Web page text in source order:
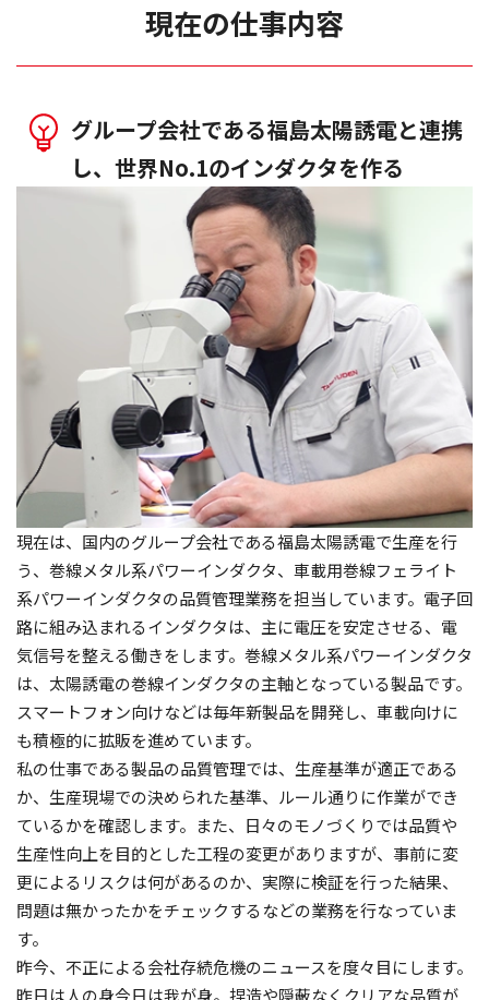
現在の仕事内容
グループ会社である福島太陽誘電と連携
し、世界No.1のインダクタを作る
現在は、国内のグループ会社である福島太陽誘電で生産を行
う、巻線メタル系パワーインダクタ、車載用巻線フェライト
系パワーインダクタの品質管理業務を担当しています。電子回
路に組み込まれるインダクタは、主に電圧を安定させる、電
気信号を整える働きをします。巻線メタル系パワーインダクタ
は、太陽誘電の巻線インダクタの主軸となっている製品です。
スマートフォン向けなどは毎年新製品を開発し、車載向けに
も積極的に拡販を進めています。
私の仕事である製品の品質管理では、生産基準が適正である
か、生産現場での決められた基準、ルール通りに作業ができ
ているかを確認します。また、日々のモノづくりでは品質や
生産性向上を目的とした工程の変更がありますが、事前に変
更によるリスクは何があるのか、実際に検証を行った結果、
問題は無かったかをチェックするなどの業務を行なっていま
す。
昨今、不正による会社存続危機のニュースを度々目にします。
昨日は人の身今日は我が身。捏造や隠蔽なくクリアな品質が